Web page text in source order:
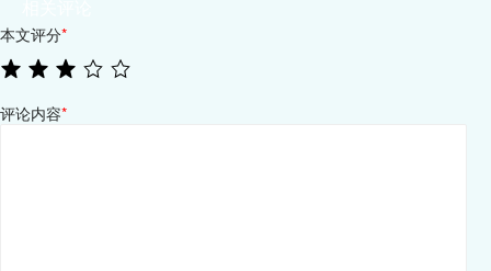
本文评分*
评论内容*